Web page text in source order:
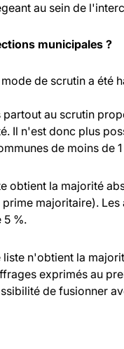
au sein de
municipales ?
de scrutin a
au scrutin
Il n'est donc plus
de moins de
obtient la majorité
majoritaire).
5 %.
liste n'obtient la
exprimés au
de fusionner